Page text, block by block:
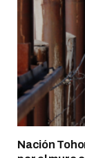
Nación